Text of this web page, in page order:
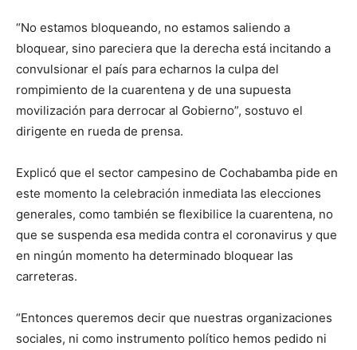
“No estamos bloqueando, no estamos saliendo a
bloquear, sino pareciera que la derecha está incitando a
convulsionar el país para echarnos la culpa del
rompimiento de la cuarentena y de una supuesta
movilización para derrocar al Gobierno”, sostuvo el
dirigente en rueda de prensa.
Explicó que el sector campesino de Cochabamba pide en
este momento la celebración inmediata las elecciones
generales, como también se flexibilice la cuarentena, no
que se suspenda esa medida contra el coronavirus y que
en ningún momento ha determinado bloquear las
carreteras.
“Entonces queremos decir que nuestras organizaciones
sociales, ni como instrumento político hemos pedido ni